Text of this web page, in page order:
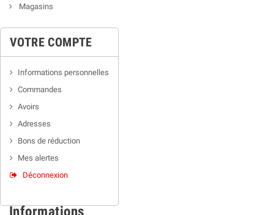
Magasins
VOTRE COMPTE
Informations personnelles
Commandes
Avoirs
Adresses
Bons de réduction
Mes alertes
Déconnexion
Informations